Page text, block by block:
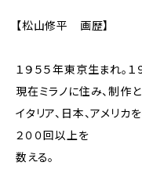
【松山修平 画歴】
１９５５年東京生まれ。１
現在ミラノに住み、制作
イタリア、日本、アメリ
２００回以上を
数える。